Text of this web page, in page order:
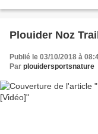
Plouider Noz
Publié le 03/10/2018 à
Par plouidersportsnature